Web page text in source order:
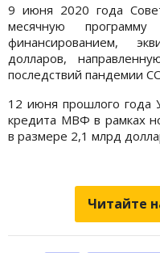
9 июня 2020 года
месячную
финансированием,
долларов,
последствий пандемии
12 июня прошлого года
кредита МВФ в рамках
в размере 2,1 млрд
Читайте